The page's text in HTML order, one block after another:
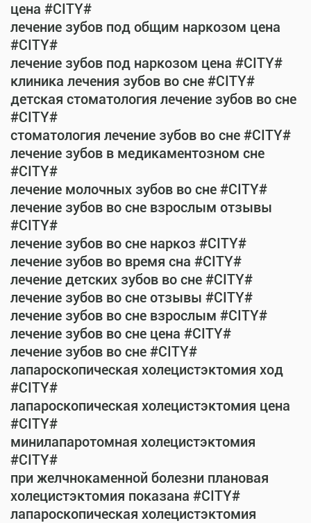
цена #CITY#
лечение зубов под общим наркозом цена
#CITY#
лечение зубов под наркозом цена #CITY#
клиника лечения зубов во сне #CITY#
детская стоматология лечение зубов во сне
#CITY#
стоматология лечение зубов во сне #CITY#
лечение зубов в медикаментозном сне
#CITY#
лечение молочных зубов во сне #CITY#
лечение зубов во сне взрослым отзывы
#CITY#
лечение зубов во сне наркоз #CITY#
лечение зубов во время сна #CITY#
лечение детских зубов во сне #CITY#
лечение зубов во сне отзывы #CITY#
лечение зубов во сне взрослым #CITY#
лечение зубов во сне цена #CITY#
лечение зубов во сне #CITY#
лапароскопическая холецистэктомия ход
#CITY#
лапароскопическая холецистэктомия цена
#CITY#
минилапаротомная холецистэктомия
#CITY#
при желчнокаменной болезни плановая
холецистэктомия показана #CITY#
лапароскопическая холецистэктомия